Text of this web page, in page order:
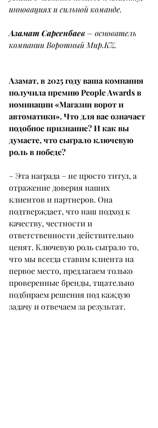
инновациях и сильной команде.
Азамат Сарсенбаев – основатель
компании Воротный Мир.KZ.
Азамат, в 2025 году ваша компания
получила премию People Awards в
номинации «Магазин ворот и
автоматики». Что для вас означает
подобное признание? И как вы
думаете, что сыграло ключевую
роль в победе?
– Эта награда – не просто титул, а
отражение доверия наших
клиентов и партнеров. Она
подтверждает, что наш подход к
качеству, честности и
ответственности действительно
ценят. Ключевую роль сыграло то,
что мы всегда ставим клиента на
первое место, предлагаем только
проверенные бренды, тщательно
подбираем решения под каждую
задачу и отвечаем за результат.